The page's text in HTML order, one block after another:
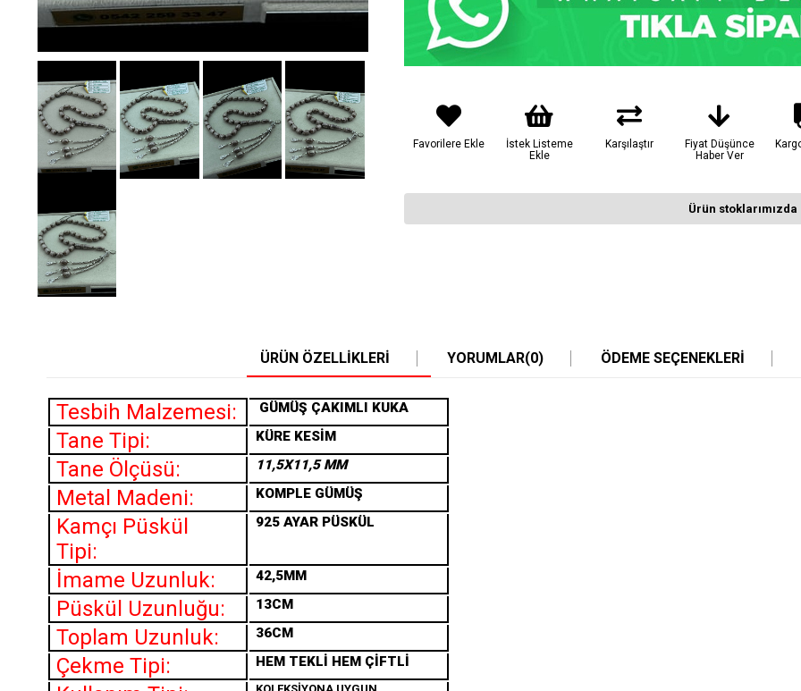
Favorilere Ekle
İstek Listeme
Ekle
Karşılaştır
Fiyat Düşünce
Haber Ver
Ürün stoklarımızda
ÜRÜN ÖZELLIKLERI YORUMLAR(0) ÖDEME SEÇENEKLERI
Tesbih Malzemesi: GÜMÜŞ ÇAKIMLI KUKA
Tane Tipi: KÜRE KESİM
Tane Ölçüsü: 11,5X11,5 MM
Metal Madeni: KOMPLE GÜMÜŞ
Kamçı Püskül
Tipi:
925 AYAR PÜSKÜL
İmame Uzunluk: 42,5MM
Püskül Uzunluğu: 13CM
Toplam Uzunluk: 36CM
Çekme Tipi: HEM TEKLİ HEM ÇİFTLİ